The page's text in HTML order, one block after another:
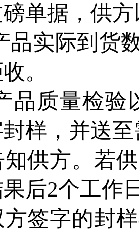
单据，供
实际到货数
。
质量检验
样，并送
供方。若
后2个工作
签字的封